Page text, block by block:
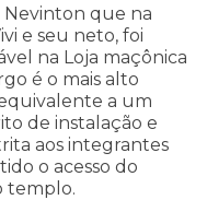
Nevinton que na
e seu neto, foi
na Loja maçônica
é o mais alto
a um
de instalação e
aos integrantes
o acesso do
templo.